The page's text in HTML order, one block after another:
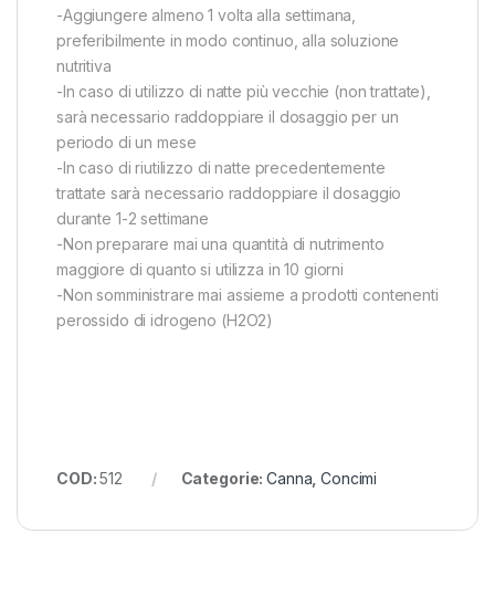
-Aggiungere almeno 1 volta alla settimana,
preferibilmente in modo continuo, alla soluzione
nutritiva
-In caso di utilizzo di natte più vecchie (non trattate),
sarà necessario raddoppiare il dosaggio per un
periodo di un mese
-In caso di riutilizzo di natte precedentemente
trattate sarà necessario raddoppiare il dosaggio
durante 1-2 settimane
-Non preparare mai una quantità di nutrimento
maggiore di quanto si utilizza in 10 giorni
-Non somministrare mai assieme a prodotti contenenti
perossido di idrogeno (H2O2)
COD:512 Categorie:Canna ,Concimi